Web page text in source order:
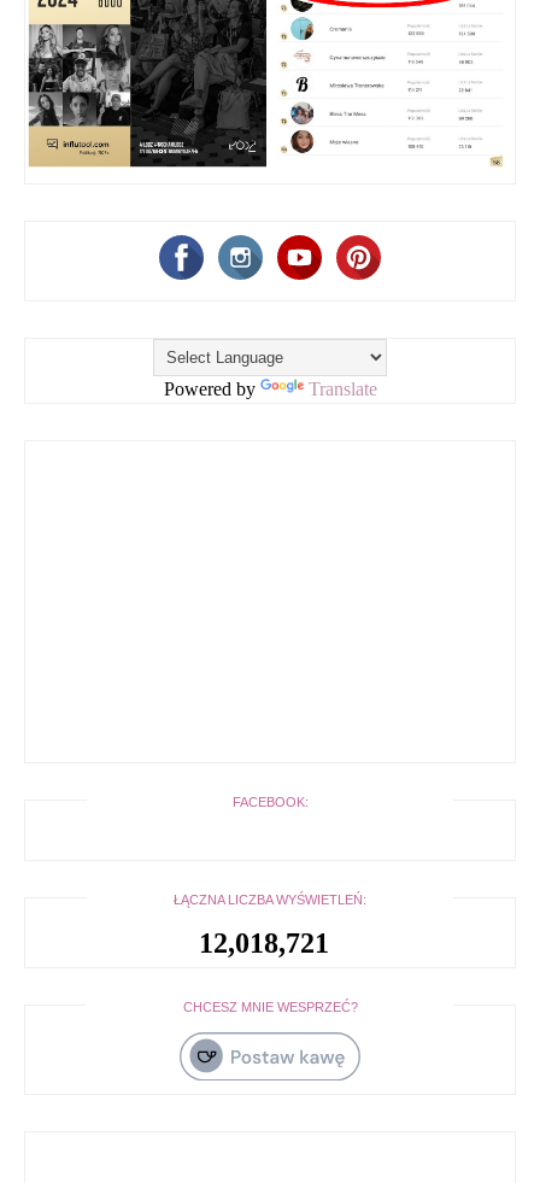
Powered by Translate
FACEBOOK:
ŁĄCZNA LICZBA WYŚWIETLEŃ:
12,018,721
CHCESZ MNIE WESPRZEĆ?